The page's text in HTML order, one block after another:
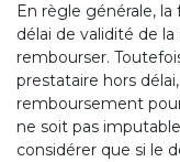
En règle générale,
délai de validité de
rembourser.
prestataire hors
remboursement
ne soit pas
considérer que si le